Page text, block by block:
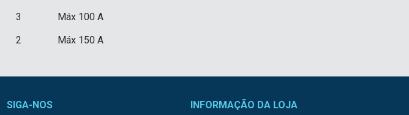
3
Máx 100 A
2 Máx 150 A
SIGA-NOS INFORMAÇÃO DA LOJA